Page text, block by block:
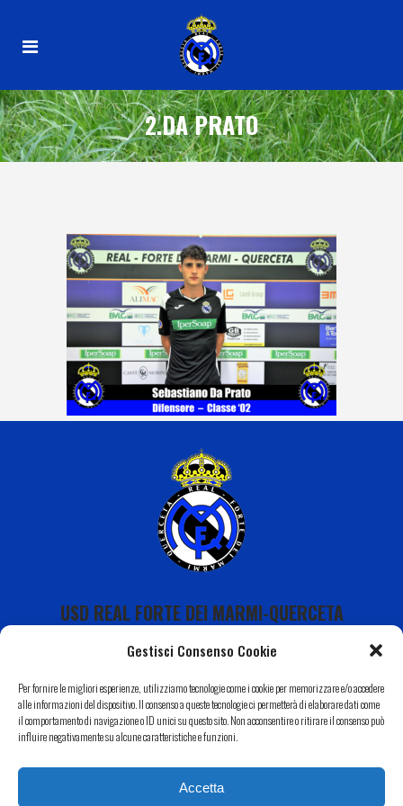
Gestisci Consenso Cookie
Per fornire le migliori esperienze, utilizziamo tecnologie come i cookie per memorizzare e/o accedere
alle informazioni del dispositivo. Il consenso a queste tecnologie ci permetterà di elaborare dati come
il comportamento di navigazione o ID unici su questo sito. Non acconsentire o ritirare il consenso può
influire negativamente su alcune caratteristiche e funzioni.
Accetta
2.DA PRATO
USD REAL FORTE DEI MARMI-QUERCETA
Calendario
Il Nostro Territorio